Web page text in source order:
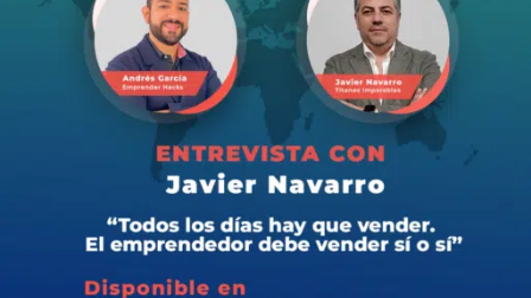
revolucionado las tácticas de email marketing,
construyendo listas de suscriptores y generando ventas
sin depender de algoritmos o publicidad costosa.
Acompáñanos en una charla reveladora donde Paco
comparte sus secretos para evitar la bandeja de spam,
escribir emails irresistibles.
Si estás buscando elevar tu juego en el marketing por
correo electrónico, ¡este es el episodio que no puedes
perderte!